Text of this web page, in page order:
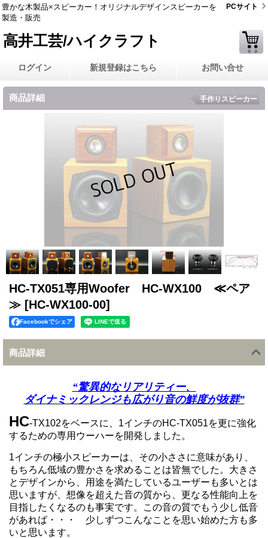
豊かな木製品×スピーカー！オリジナルデザインスピーカーを
製造・販売
PCサイト
高井工芸/ハイクラフト
ログイン 新規登録はこちら お問い合せ
商品詳細 手作りスピーカー
HC-TX051専用Woofer HC-WX100 ≪ペア
≫ [HC-WX100-00]
Facebookでシェア
商品詳細
“驚異的なリアリティー、
ダイナミックレンジも広がり音の鮮度が抜群”
HC-TX102をベースに、1インチのHC-TX051を更に強化
するための専用ウーハーを開発しました。
1インチの極小スピーカーは、その小ささに意味があり、
もちろん低域の豊かさを求めることは皆無でした。大きさ
とデザインから、用途を満たしているユーザーも多いとは
思いますが、想像を超えた音の質から、更なる性能向上を
目指したくなるのも事実です。この音の質でもう少し低音
があれば・・・ 少しずつこんなことを思い始めた方も多
いと思います。